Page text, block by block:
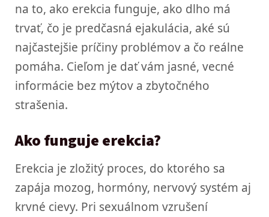
na to, ako erekcia funguje, ako dlho má
trvať, čo je predčasná ejakulácia, aké sú
najčastejšie príčiny problémov a čo reálne
pomáha. Cieľom je dať vám jasné, vecné
informácie bez mýtov a zbytočného
strašenia.
Ako funguje erekcia?
Erekcia je zložitý proces, do ktorého sa
zapája mozog, hormóny, nervový systém aj
krvné cievy. Pri sexuálnom vzrušení